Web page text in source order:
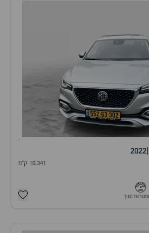
2022
16,341 ק"מ
נמוך